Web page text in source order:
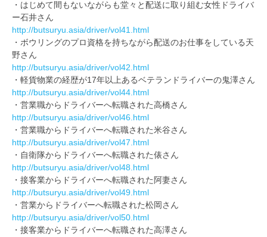
・はじめて間もないながらも堂々と配送に取り組む女性ドライバ
ー石井さん
http://butsuryu.asia/driver/vol41.html
・ボウリングのプロ資格を持ちながら配送のお仕事をしている天
野さん
http://butsuryu.asia/driver/vol42.html
・軽貨物業の経歴が17年以上あるベテランドライバーの鬼澤さん
http://butsuryu.asia/driver/vol44.html
・営業職からドライバーへ転職された高橋さん
http://butsuryu.asia/driver/vol46.html
・営業職からドライバーへ転職された米谷さん
http://butsuryu.asia/driver/vol47.html
・自衛隊からドライバーへ転職された俵さん
http://butsuryu.asia/driver/vol48.html
・接客業からドライバーへ転職された阿妻さん
http://butsuryu.asia/driver/vol49.html
・営業からドライバーへ転職された松岡さん
http://butsuryu.asia/driver/vol50.html
・接客業からドライバーへ転職された高澤さん